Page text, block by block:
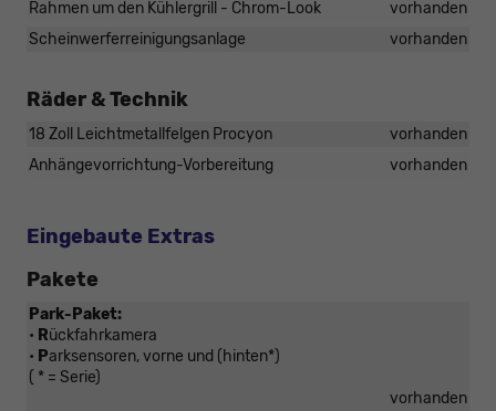
Rahmen um den Kühlergrill - Chrom-Look
vorhanden
Scheinwerferreinigungsanlage
vorhanden
Räder & Technik
18 Zoll Leichtmetallfelgen Procyon
vorhanden
Anhängevorrichtung-Vorbereitung
vorhanden
Eingebaute Extras
Pakete
Park-Paket:
• Rückfahrkamera
• Parksensoren, vorne und (hinten*)
( * = Serie)
vorhanden